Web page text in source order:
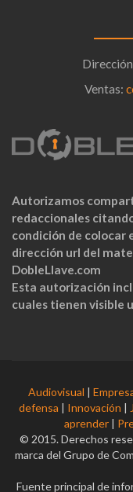
Ventas:
Autorizamos
redaccionales
condición de colocar
dirección url del
DobleLlave.com
Esta autorización
cuales tienen visible
Audiovisual |
defensa | Innovación |
aprender |
© 2015. Derechos
marca del Grupo de
Fuente principal de